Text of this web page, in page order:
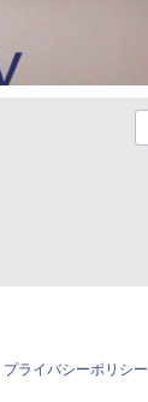
プライバシーポリシー